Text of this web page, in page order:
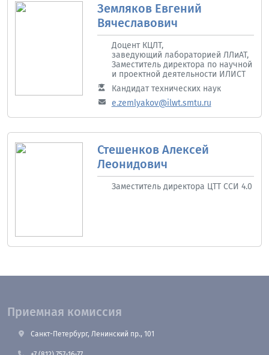
Земляков Евгений
Вячеславович
Доцент КЦЛТ,
заведующий лабораторией ЛЛиАТ,
Заместитель директора по научной
и проектной деятельности ИЛИСТ
Кандидат технических наук
e.zemlyakov@ilwt.smtu.ru
Стешенков Алексей
Леонидович
Заместитель директора ЦТТ ССИ 4.0
Приемная комиссия
Санкт-Петербург, Ленинский пр., 101